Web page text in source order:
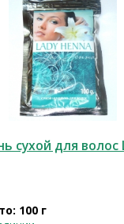
сухой для волос
100 г